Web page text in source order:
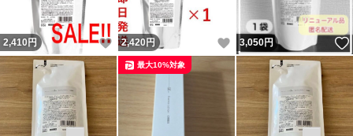
2,410 円 いいね！
2,420 円 いいね！
3,050円
最大10%対象